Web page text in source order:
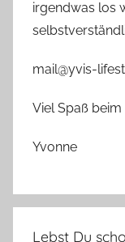
irgendwas los
mail@yvis-
Viel Spaß
Yvonne
Lebst Du